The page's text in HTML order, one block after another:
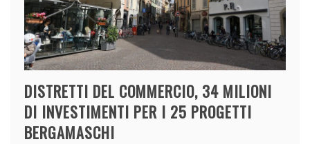
DISTRETTI DEL COMMERCIO, 34 MILIONI
DI INVESTIMENTI PER I 25 PROGETTI
BERGAMASCHI